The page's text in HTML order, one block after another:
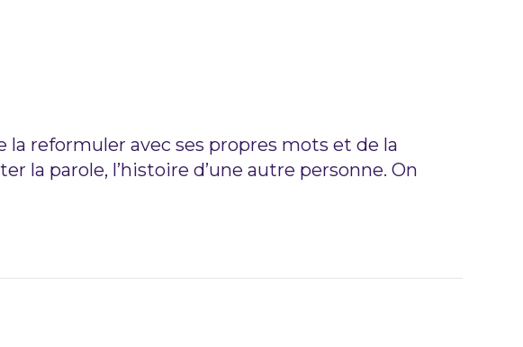
reformuler avec ses propres mots et de la
la parole, l’histoire d’une autre personne. On